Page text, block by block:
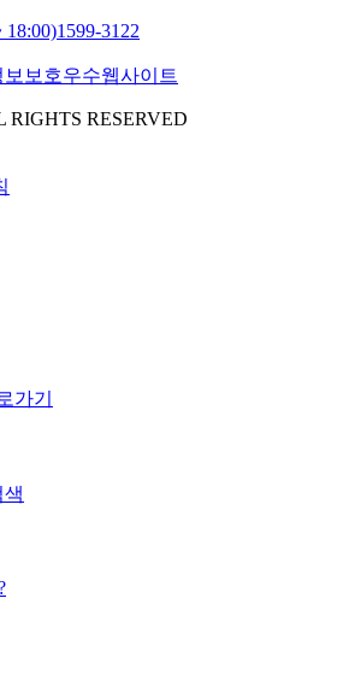
18:00)1599-3122
RIGHTS RESERVED
가기